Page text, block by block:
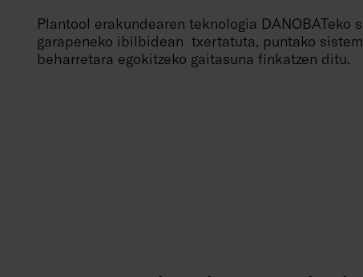
Plantool erakundearen teknologia DANOBATeko
garapeneko ibilbidean txertatuta, puntako
beharretara egokitzeko gaitasuna finkatzen ditu.